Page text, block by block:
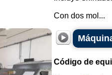
Con dos mol...
Código de